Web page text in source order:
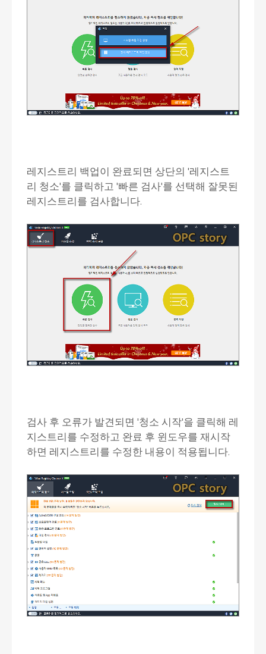
레지스트리 백업이 완료되면 상단의 '레지스트
리 청소'를 클릭하고 '빠른 검사'를 선택해 잘못된
레지스트리를 검사합니다.
검사 후 오류가 발견되면 '청소 시작'을 클릭해 레
지스트리를 수정하고 완료 후 윈도우를 재시작
하면 레지스트리를 수정한 내용이 적용됩니다.